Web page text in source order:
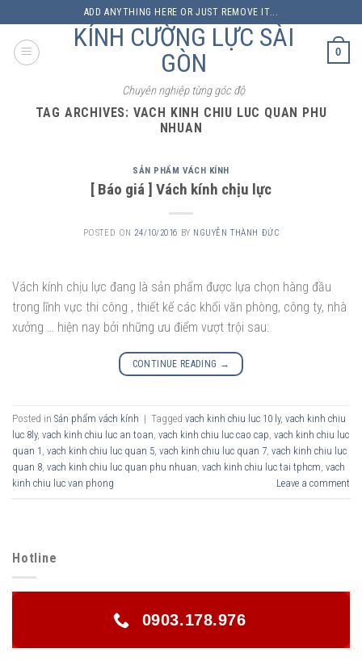
to
content
ADD ANYTHING HERE OR JUST REMOVE IT...
KÍNH CƯỜNG LỰC SÀI
GÒN
Chuyên nghiệp từng góc độ
0
TAG ARCHIVES: VACH KINH CHIU LUC QUAN PHU
NHUAN
SẢN PHẨM VÁCH KÍNH
[ Báo giá ] Vách kính chịu lực
POSTED ON 24/10/2016 BY NGUYỄN THÀNH ĐỨC
Vách kính chịu lực đang là sản phẩm được lựa chọn hàng đầu
trong lĩnh vực thi công , thiết kế các khối văn phòng, công ty, nhà
xưởng … hiện nay bởi những ưu điểm vượt trội sau:
CONTINUE READING →
Posted in Sản phẩm vách kính | Tagged vach kinh chiu luc 10 ly, vach kinh chiu
luc 8ly, vach kinh chiu luc an toan vach kinh chiu luc cao cap vach kinh chiu luc
quan 1 vach kinh chiu luc quan 5 vach kinh chiu luc quan 7 vach kinh chiu luc
quan 8 vach kinh chiu luc quan phu nhuan vach kinh chiu luc tai tphcm vach
kinh chiu luc van phong
Leave a comment
Hotline
0903.178.976